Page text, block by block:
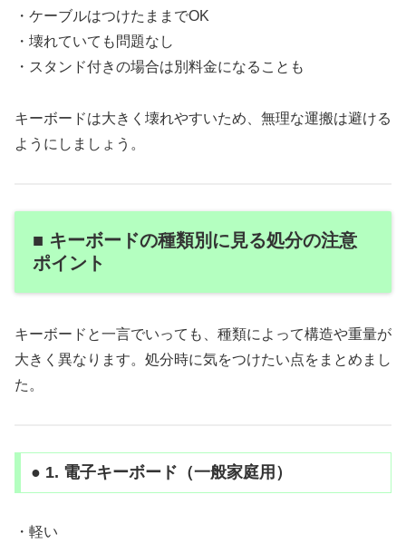
・ケーブルはつけたままでOK
・壊れていても問題なし
・スタンド付きの場合は別料金になることも
キーボードは大きく壊れやすいため、無理な運搬は避ける
ようにしましょう。
■ キーボードの種類別に見る処分の注意
ポイント
キーボードと一言でいっても、種類によって構造や重量が
大きく異なります。処分時に気をつけたい点をまとめまし
た。
● 1. 電子キーボード（一般家庭用）
・軽い